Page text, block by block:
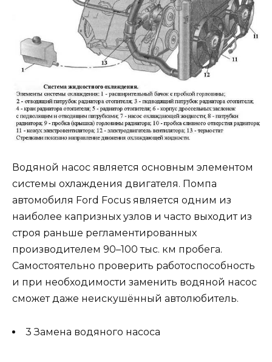
Водяной насос является основным элементом
системы охлаждения двигателя. Помпа
автомобиля Ford Focus является одним из
наиболее капризных узлов и часто выходит из
строя раньше регламентированных
производителем 90–100 тыс. км пробега.
Самостоятельно проверить работоспособность
и при необходимости заменить водяной насос
сможет даже неискушённый автолюбитель.
3 Замена водяного насоса